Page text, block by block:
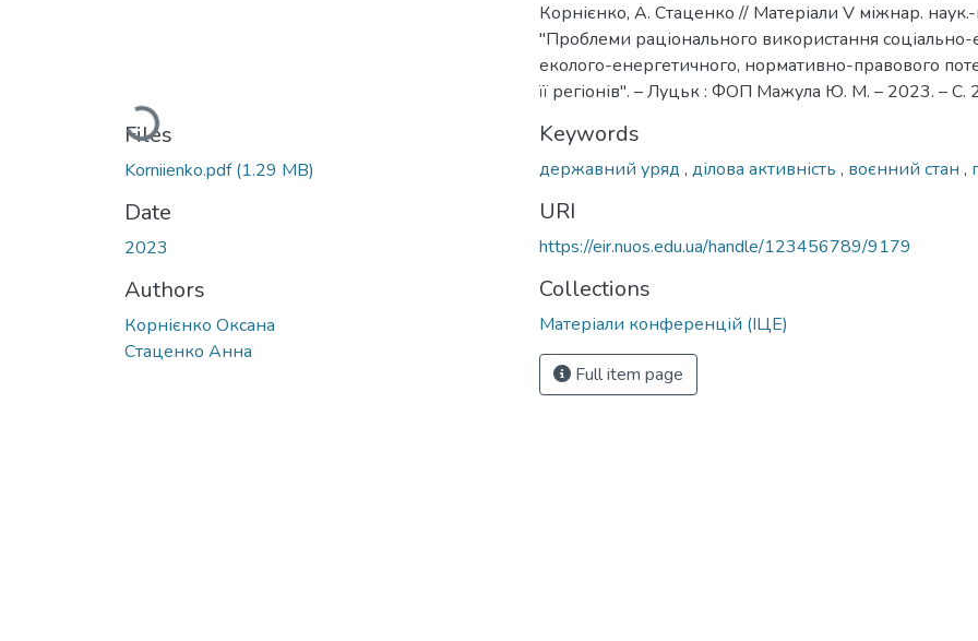
Loading...
Files
Korniienko.pdf(1.29 MB)
Date
2023
Authors
Корнієнко Оксана
Стаценко Анна
Корнієнко, А. Стаценко // Матеріали V міжнар.
"Проблеми раціонального використання соціально-
еколого-енергетичного, нормативно-правового
її регіонів". – Луцьк : ФОП Мажула Ю. М. – 2023. – С.
Keywords
державний уряд , ділова активність , воєнний стан ,
URI
https://eir.nuos.edu.ua/handle/123456789/9179
Collections
Матеріали конференцій (ІЦЕ)
Full item page